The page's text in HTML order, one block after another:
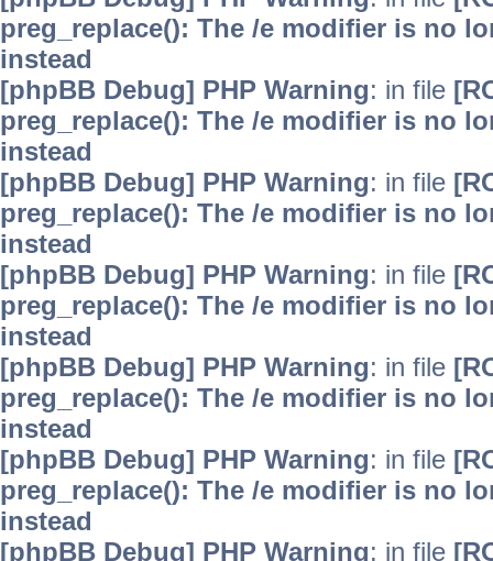
preg_replace(): The /e modifier is no
instead
[phpBB Debug] PHP Warning: in file
preg_replace(): The /e modifier is no
instead
[phpBB Debug] PHP Warning: in file
preg_replace(): The /e modifier is no
instead
[phpBB Debug] PHP Warning: in file
preg_replace(): The /e modifier is no
instead
[phpBB Debug] PHP Warning: in file
preg_replace(): The /e modifier is no
instead
[phpBB Debug] PHP Warning: in file
preg_replace(): The /e modifier is no
instead
[phpBB Debug] PHP Warning: in file